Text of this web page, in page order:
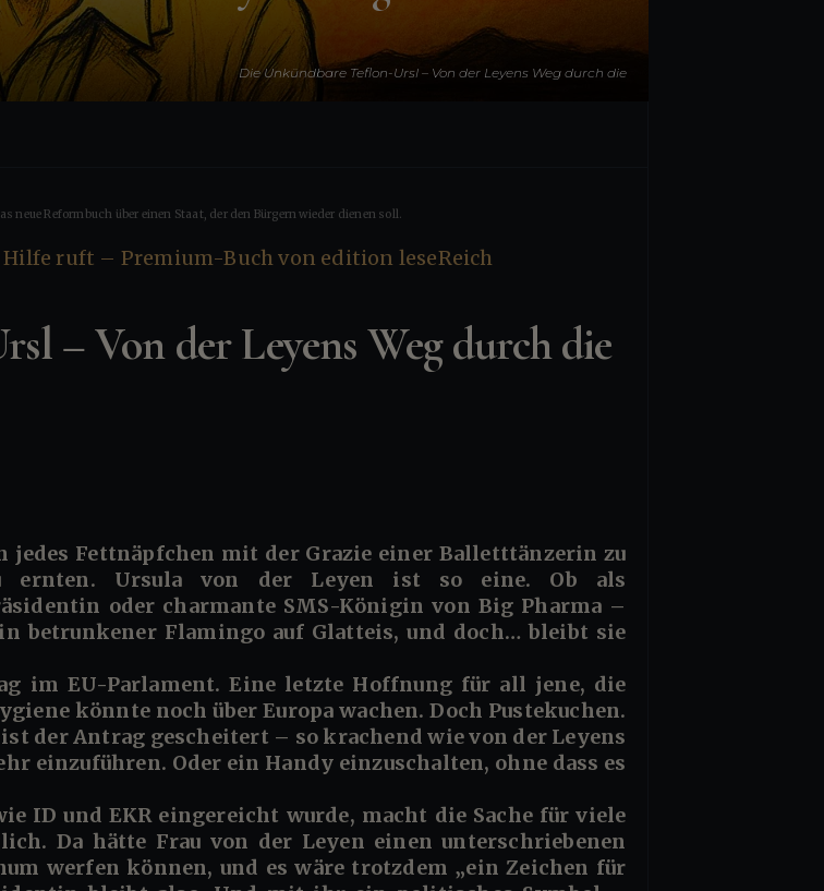
Die Unkündbare Teflon-Ursl – Von der Leyens Weg durch die
neue Reformbuch über einen Staat, der den Bürgern wieder dienen soll.
– Von der Leyens Weg durch die
ernten. Ursula von der Leyen ist so eine. Ob als
oder charmante SMS-Königin von Big Pharma –
betrunkener Flamingo auf Glatteis, und doch… bleibt sie
im EU-Parlament. Eine letzte Hoffnung für all jene, die
könnte noch über Europa wachen. Doch Pustekuchen.
der Antrag gescheitert – so krachend wie von der Leyens
einzuführen. Oder ein Handy einzuschalten, ohne dass es
ID und EKR eingereicht wurde, macht die Sache für viele
Da hätte Frau von der Leyen einen unterschriebenen
werfen können, und es wäre trotzdem „ein Zeichen für